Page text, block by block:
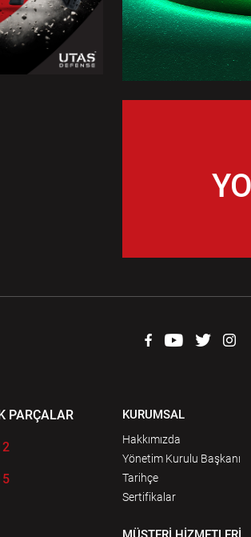
PARÇALAR KURUMSAL
Hakkımızda
Yönetim Kurulu Başkanı
Tarihçe
Sertifikalar